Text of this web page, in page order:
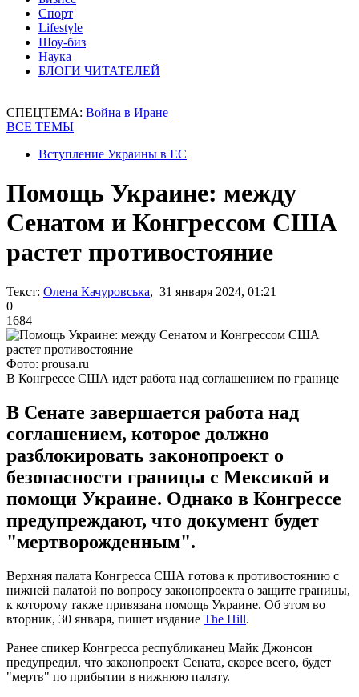
Спорт
Lifestyle
Шоу-биз
Наука
БЛОГИ ЧИТАТЕЛЕЙ
СПЕЦТЕМА: Война в Иране
ВСЕ ТЕМЫ
Вступление Украины в ЕС
Помощь Украине: между
Сенатом и Конгрессом США
растет противостояние
Текст: Олена Качуровська, 31 января 2024, 01:21
0
1684
Фото: prousa.ru
В Конгрессе США идет работа над соглашением по границе
В Сенате завершается работа над
соглашением, которое должно
разблокировать законопроект о
безопасности границы с Мексикой и
помощи Украине. Однако в Конгрессе
предупреждают, что документ будет
"мертворожденным".
Верхняя палата Конгресса США готова к противостоянию с
нижней палатой по вопросу законопроекта о защите границы,
к которому также привязана помощь Украине. Об этом во
вторник, 30 января, пишет издание The Hill.
Ранее спикер Конгресса республиканец Майк Джонсон
предупредил, что законопроект Сената, скорее всего, будет
"мертв" по прибытии в нижнюю палату.